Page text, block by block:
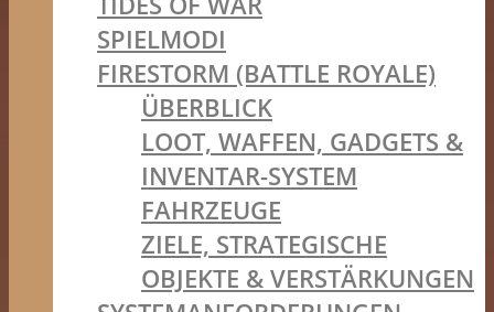
SPIELMODI
FIRESTORM (BATTLE ROYALE)
ÜBERBLICK
LOOT, WAFFEN, GADGETS &
INVENTAR-SYSTEM
FAHRZEUGE
ZIELE, STRATEGISCHE
OBJEKTE & VERSTÄRKUNGEN